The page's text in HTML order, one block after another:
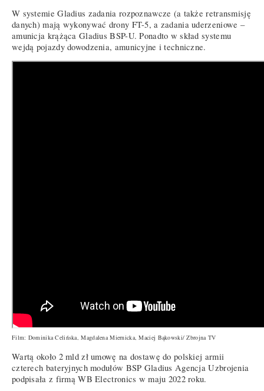
W systemie Gladius zadania rozpoznawcze (a także retransmisję
danych) mają wykonywać drony FT-5, a zadania uderzeniowe –
amunicja krążąca Gladius BSP-U. Ponadto w skład systemu
wejdą pojazdy dowodzenia, amunicyjne i techniczne.
Film: Dominika Celińska, Magdalena Miernicka, Maciej Bąkowski/ Zbrojna TV
Wartą około 2 mld zł umowę na dostawę do polskiej armii
czterech bateryjnych modułów BSP Gladius Agencja Uzbrojenia
podpisała z firmą WB Electronics w maju 2022 roku.